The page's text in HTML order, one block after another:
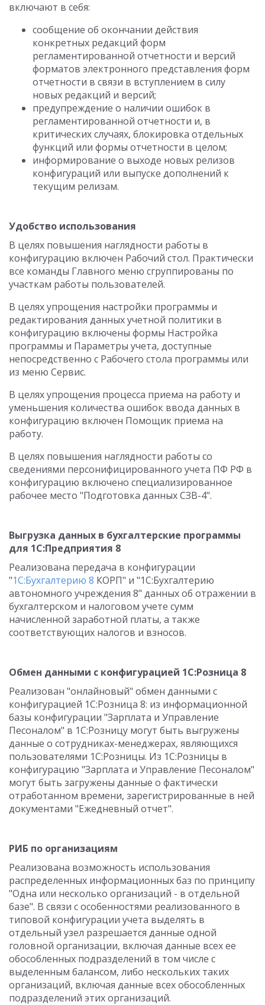
включают в себя:
сообщение об окончании действия
конкретных редакций форм
регламентированной отчетности и версий
форматов электронного представления форм
отчетности в связи в вступлением в силу
новых редакций и версий;
предупреждение о наличии ошибок в
регламентированной отчетности и, в
критических случаях, блокировка отдельных
функций или формы отчетности в целом;
информирование о выходе новых релизов
конфигураций или выпуске дополнений к
текущим релизам.
Удобство использования
В целях повышения наглядности работы в
конфигурацию включен Рабочий стол. Практически
все команды Главного меню сгруппированы по
участкам работы пользователей.
В целях упрощения настройки программы и
редактирования данных учетной политики в
конфигурацию включены формы Настройка
программы и Параметры учета, доступные
непосредственно с Рабочего стола программы или
из меню Сервис.
В целях упрощения процесса приема на работу и
уменьшения количества ошибок ввода данных в
конфигурацию включен Помощик приема на
работу.
В целях повышения наглядности работы со
сведениями персонифицированного учета ПФ РФ в
конфигурацию включено специализированное
рабочее место "Подготовка данных СЗВ-4".
Выгрузка данных в бухгалтерские программы
для 1С:Предприятия 8
Реализована передача в конфигурации
"1С:Бухгалтерию 8 КОРП" и "1С:Бухгалтерию
автономного учреждения 8" данных об отражении в
бухгалтерском и налоговом учете сумм
начисленной заработной платы, а также
соответствующих налогов и взносов.
Обмен данными с конфигурацией 1С:Розница 8
Реализован "онлайновый" обмен данными с
конфигурацией 1С:Розница 8: из информационной
базы конфигурации "Зарплата и Управление
Песоналом" в 1С:Розницу могут быть выгружены
данные о сотрудниках-менеджерах, являющихся
пользователями 1С:Розницы. Из 1С:Розницы в
конфигурацию "Зарплата и Управление Песоналом"
могут быть загружены данные о фактически
отработанном времени, зарегистрированные в ней
документами "Ежедневный отчет".
РИБ по организациям
Реализована возможность использования
распределенных информационных баз по принципу
"Одна или несколько организаций - в отдельной
базе". В связи с особенностями реализованного в
типовой конфигурации учета выделять в
отдельный узел разрешается данные одной
головной организации, включая данные всех ее
обособленных подразделений в том числе с
выделенным балансом, либо нескольких таких
организаций, включая данные всех обособленных
подразделений этих организаций.